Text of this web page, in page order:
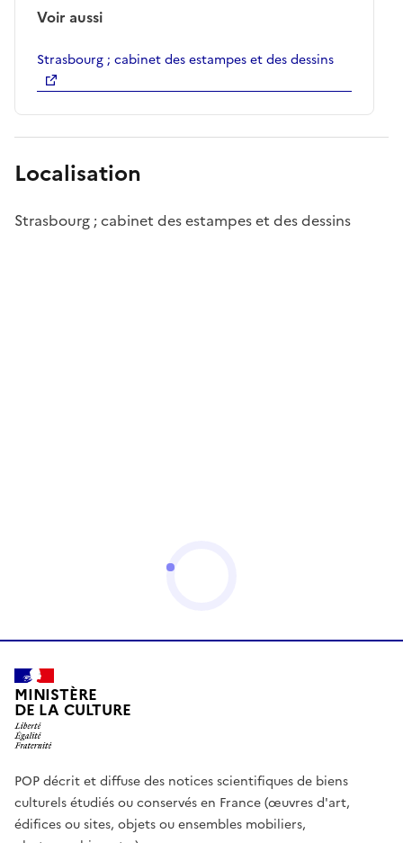
Voir aussi
Strasbourg ; cabinet des estampes et des dessins
Localisation
Strasbourg ; cabinet des estampes et des dessins
MINISTÈRE
DE LA CULTURE
POP décrit et diffuse des notices scientifiques de biens
culturels étudiés ou conservés en France (œuvres d'art,
édifices ou sites, objets ou ensembles mobiliers,